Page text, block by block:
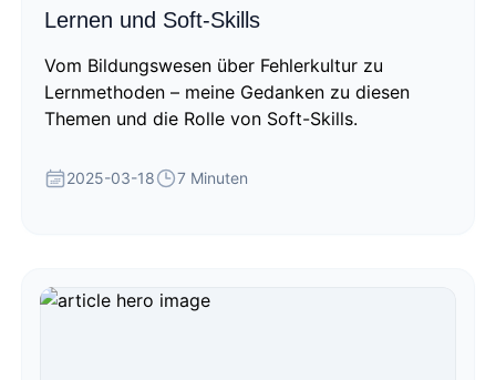
Lernen und Soft-Skills
Vom Bildungswesen über Fehlerkultur zu
Lernmethoden – meine Gedanken zu diesen
Themen und die Rolle von Soft-Skills.
2025-03-18 7 Minuten